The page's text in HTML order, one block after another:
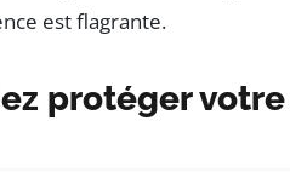
est flagrante.
protéger